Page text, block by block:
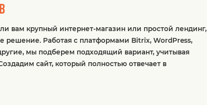
вам крупный интернет-магазин или простой лендинг,
Работая с платформами Bitrix, WordPress,
мы подберем подходящий вариант, учитывая
сайт, который полностью отвечает в